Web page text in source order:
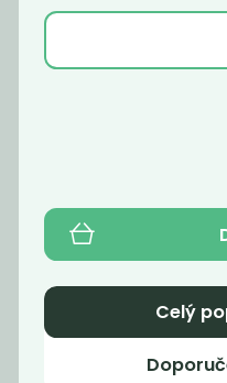
Bobkový list
celý
790Kč/ Kg
Celý